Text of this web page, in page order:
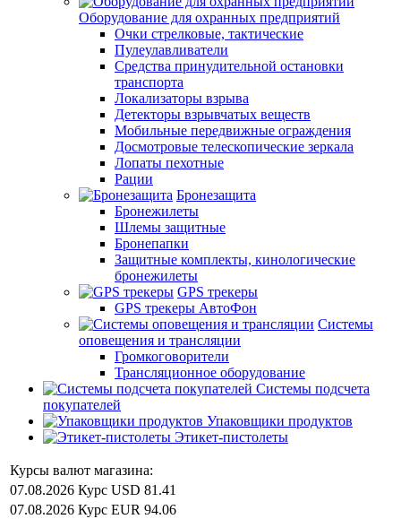
Оборудование для охранных предприятий
Очки стрелковые, тактические
Пулеулавливатели
Средства принудительной остановки
транспорта
Локализаторы взрыва
Детекторы взрывчатых веществ
Мобильные передвижные ограждения
Досмотровые телескопические зеркала
Лопаты пехотные
Рации
Бронезащита
Бронежилеты
Шлемы защитные
Бронепапки
Защитные комплекты, кинологические
бронежилеты
GPS трекеры
GPS трекеры АвтоФон
Системы
оповещения и трансляции
Громкоговорители
Трансляционное оборудование
Системы подсчета
покупателей
Упаковщики продуктов
Этикет-пистолеты
Курсы валют магазина:
07.08.2026 Курс USD 81.41
07.08.2026 Курс EUR 94.06